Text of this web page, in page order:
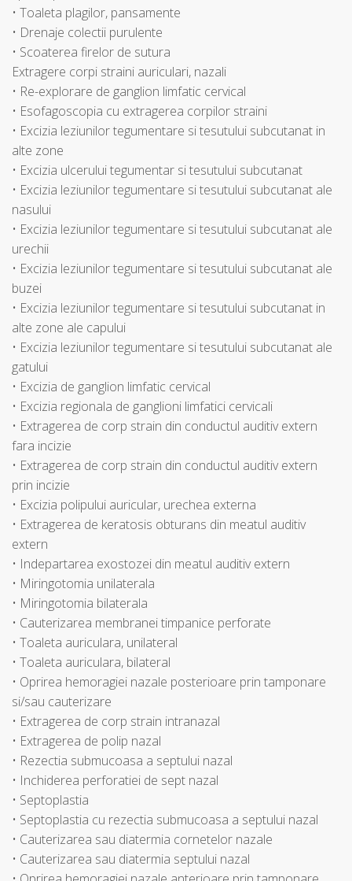
• Toaleta plagilor, pansamente
• Drenaje colectii purulente
• Scoaterea firelor de sutura
Extragere corpi straini auriculari, nazali
• Re-explorare de ganglion limfatic cervical
• Esofagoscopia cu extragerea corpilor straini
• Excizia leziunilor tegumentare si tesutului subcutanat in
alte zone
• Excizia ulcerului tegumentar si tesutului subcutanat
• Excizia leziunilor tegumentare si tesutului subcutanat ale
nasului
• Excizia leziunilor tegumentare si tesutului subcutanat ale
urechii
• Excizia leziunilor tegumentare si tesutului subcutanat ale
buzei
• Excizia leziunilor tegumentare si tesutului subcutanat in
alte zone ale capului
• Excizia leziunilor tegumentare si tesutului subcutanat ale
gatului
• Excizia de ganglion limfatic cervical
• Excizia regionala de ganglioni limfatici cervicali
• Extragerea de corp strain din conductul auditiv extern
fara incizie
• Extragerea de corp strain din conductul auditiv extern
prin incizie
• Excizia polipului auricular, urechea externa
• Extragerea de keratosis obturans din meatul auditiv
extern
• Indepartarea exostozei din meatul auditiv extern
• Miringotomia unilaterala
• Miringotomia bilaterala
• Cauterizarea membranei timpanice perforate
• Toaleta auriculara, unilateral
• Toaleta auriculara, bilateral
• Oprirea hemoragiei nazale posterioare prin tamponare
si/sau cauterizare
• Extragerea de corp strain intranazal
• Extragerea de polip nazal
• Rezectia submucoasa a septului nazal
• Inchiderea perforatiei de sept nazal
• Septoplastia
• Septoplastia cu rezectia submucoasa a septului nazal
• Cauterizarea sau diatermia cornetelor nazale
• Cauterizarea sau diatermia septului nazal